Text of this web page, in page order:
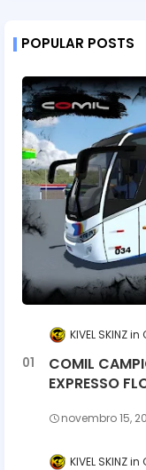
POPULAR POSTS
KIVEL SKINZ
COMIL
EXPRESSO
novembro 15,
KIVEL SKINZ